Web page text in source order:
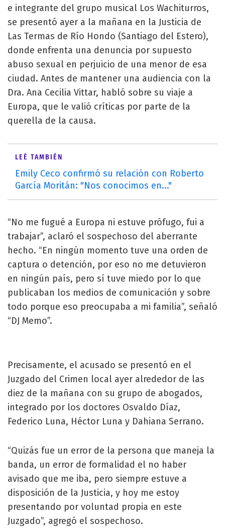
e integrante del grupo musical Los Wachiturros,
se presentó ayer a la mañana en la Justicia de
Las Termas de Río Hondo (Santiago del Estero),
donde enfrenta una denuncia por supuesto
abuso sexual en perjuicio de una menor de esa
ciudad. Antes de mantener una audiencia con la
Dra. Ana Cecilia Vittar, habló sobre su viaje a
Europa, que le valió críticas por parte de la
querella de la causa.
LEÉ TAMBIÉN
Emily Ceco confirmó su relación con Roberto
García Moritán: "Nos conocimos en..."
“No me fugué a Europa ni estuve prófugo, fui a
trabajar”, aclaró el sospechoso del aberrante
hecho. “En ningún momento tuve una orden de
captura o detención, por eso no me detuvieron
en ningún país, pero sí tuve miedo por lo que
publicaban los medios de comunicación y sobre
todo porque eso preocupaba a mi familia”, señaló
“DJ Memo”.
Precisamente, el acusado se presentó en el
Juzgado del Crimen local ayer alrededor de las
diez de la mañana con su grupo de abogados,
integrado por los doctores Osvaldo Díaz,
Federico Luna, Héctor Luna y Dahiana Serrano.
“Quizás fue un error de la persona que maneja la
banda, un error de formalidad el no haber
avisado que me iba, pero siempre estuve a
disposición de la Justicia, y hoy me estoy
presentando por voluntad propia en este
Juzgado”, agregó el sospechoso.